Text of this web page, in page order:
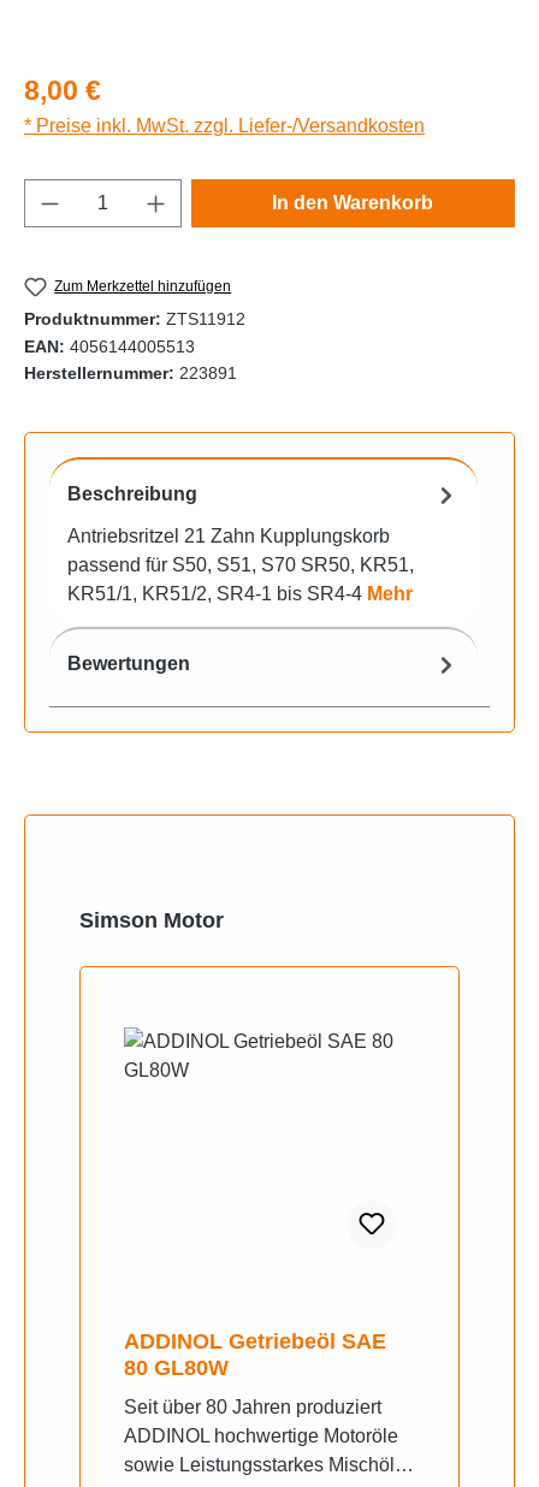
Regulärer Preis:
8,00 €
* Preise inkl. MwSt. zzgl. Liefer-/Versandkosten
Produkt Anzahl: Gib den gewünschten
In den Warenkorb
Zum Merkzettel hinzufügen
Produktnummer: ZTS11912
EAN: 4056144005513
Herstellernummer: 223891
Beschreibung
Antriebsritzel 21 Zahn Kupplungskorb
passend für S50, S51, S70 SR50, KR51,
KR51/1, KR51/2, SR4-1 bis SR4-4 Mehr
Bewertungen
Produktgalerie überspringen
Simson Motor
ADDINOL Getriebeöl SAE
80 GL80W
Seit über 80 Jahren produziert
ADDINOL hochwertige Motoröle
sowie Leistungsstarkes Mischöl